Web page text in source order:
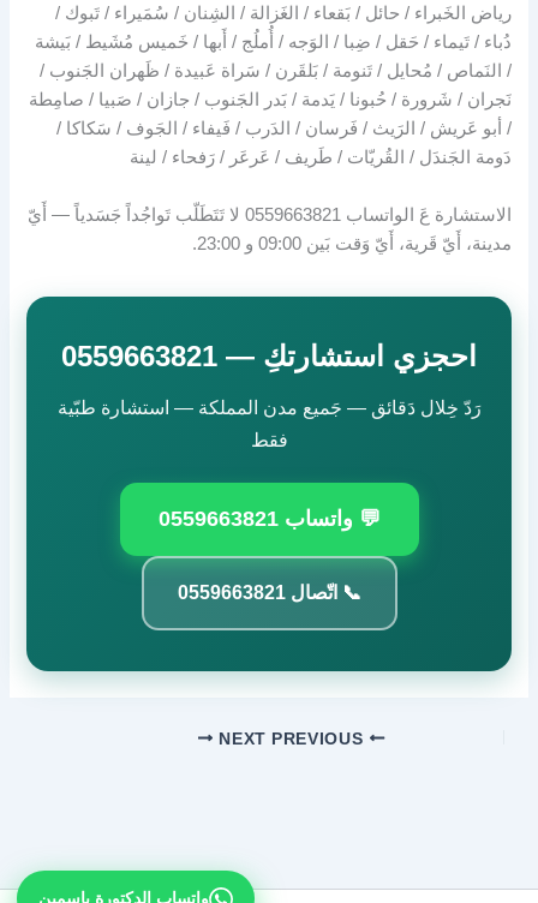
رياض الخَبراء / حائل / بَقعاء / الغَزالة / الشِنان / سُمَيراء / تَبوك /
دُباء / تَيماء / حَقل / ضِبا / الوَجه / أُملُج / أَبها / خَميس مُشَيط / بَيشة
/ النَماص / مُحايل / تَنومة / بَلقَرن / سَراة عَبيدة / ظَهران الجَنوب /
نَجران / شَرورة / حُبونا / يَدمة / بَدر الجَنوب / جازان / صَبيا / صامِطة
/ أبو عَريش / الرَيث / فَرسان / الدَرب / فَيفاء / الجَوف / سَكاكا /
دَومة الجَندَل / القُريّات / طَريف / عَرعَر / رَفحاء / لينة
الاستشارة عَ الواتساب 0559663821 لا تَتَطَلّب تَواجُداً جَسَدياً — أَيّ
مدينة، أَيّ قَرية، أَيّ وَقت بَين 09:00 و 23:00.
احجزي استشارتكِ — 0559663821
رَدّ خِلال دَقائق — جَميع مدن المملكة — استشارة طبّية
فقط
💬 واتساب 0559663821
📞 اتّصال 0559663821
NEXT
واتساب الدكتورة ياسمين